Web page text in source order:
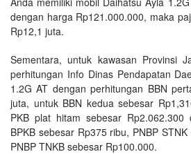
dengan harga Rp121.000.000, maka
Rp12,1 juta.
Sementara, untuk kawasan Provinsi
perhitungan Info Dinas Pendapatan
1.2G AT dengan perhitungan BBN
juta, untuk BBN kedua sebesar
PKB plat hitam sebesar Rp2.062.300
BPKB sebesar Rp375 ribu, PNBP
PNBP TNKB sebesar Rp100.000.